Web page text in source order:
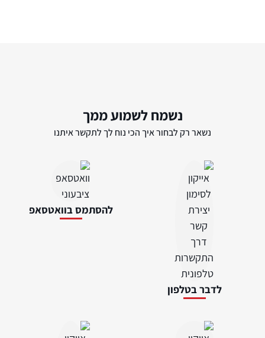
נשמח לשמוע ממך
נשאר רק לבחור איך הכי נוח לך לתקשר איתנו
לדבר בטלפון
להסתמס בוואטסאפ